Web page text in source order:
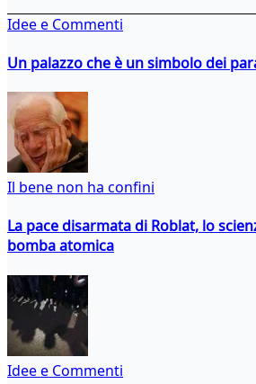
Idee e Commenti
Un palazzo che è un simbolo dei
Il bene non ha confini
La pace disarmata di Roblat, lo
bomba atomica
Idee e Commenti